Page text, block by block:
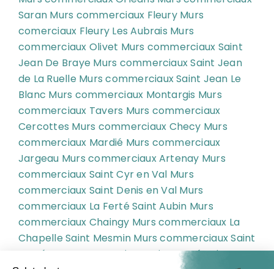
Saran Murs commerciaux Fleury Murs
comerciaux Fleury Les Aubrais Murs
commerciaux Olivet Murs commerciaux Saint
Jean De Braye Murs commerciaux Saint Jean
de La Ruelle Murs commerciaux Saint Jean Le
Blanc Murs commerciaux Montargis Murs
commerciaux Tavers Murs commerciaux
Cercottes Murs commerciaux Checy Murs
commerciaux Mardié Murs commerciaux
Jargeau Murs commerciaux Artenay Murs
commerciaux Saint Cyr en Val Murs
commerciaux Saint Denis en Val Murs
commerciaux La Ferté Saint Aubin Murs
commerciaux Chaingy Murs commerciaux La
Chapelle Saint Mesmin Murs commerciaux Saint
Pryvé
Murs commerciaux Saint Pryvé Saint